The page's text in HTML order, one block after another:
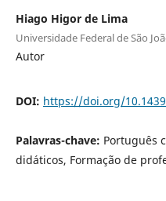
Hiago Higor de Lima
Universidade Federal de São
Autor
DOI: https://doi.org/
Palavras-chave: Português
didáticos, Formação de